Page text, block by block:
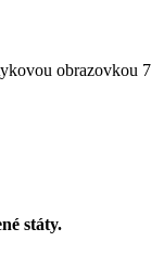
obrazovkou 7
státy.